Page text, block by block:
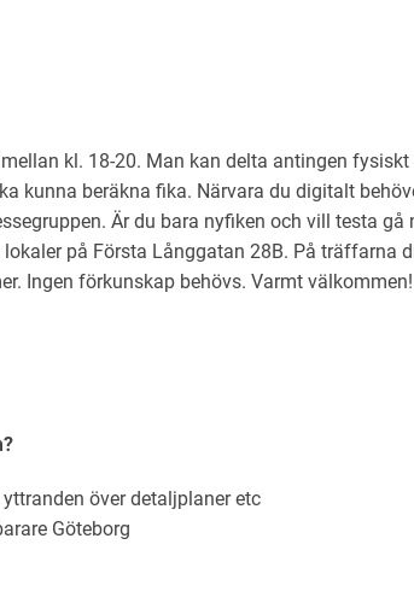
kl. 18-20. Man kan delta antingen
kunna beräkna fika. Närvara du digitalt
Är du bara nyfiken och vill testa
på Första Långgatan 28B. På träffarna
Ingen förkunskap behövs. Varmt välkommen!
över detaljplaner etc
Göteborg